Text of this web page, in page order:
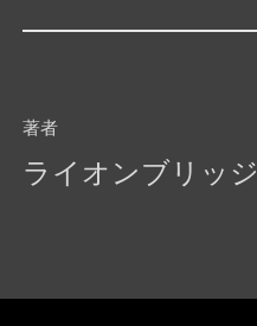
著者
ライオンブリッジ